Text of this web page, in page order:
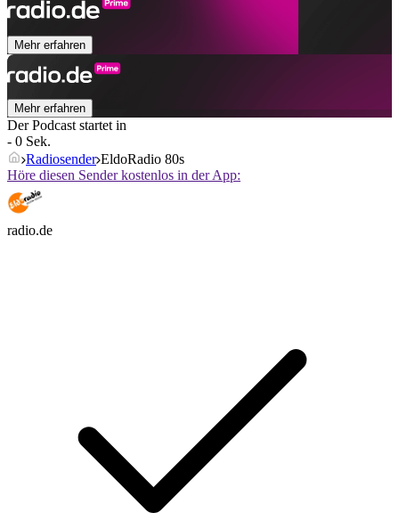
Mehr erfahren
Mehr erfahren
Der Podcast startet in
- 0 Sek.
Radiosender EldoRadio 80s
Höre diesen Sender kostenlos in der App:
radio.de